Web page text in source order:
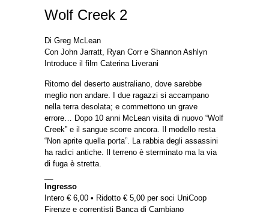
Wolf Creek 2
Di Greg McLean
Con John Jarratt, Ryan Corr e Shannon Ashlyn
Introduce il film Caterina Liverani
Ritorno del deserto australiano, dove sarebbe
meglio non andare. I due ragazzi si accampano
nella terra desolata; e commettono un grave
errore… Dopo 10 anni McLean visita di nuovo “Wolf
Creek” e il sangue scorre ancora. Il modello resta
“Non aprite quella porta”. La rabbia degli assassini
ha radici antiche. Il terreno è sterminato ma la via
di fuga è stretta.
Ingresso
Intero € 6,00 • Ridotto € 5,00 per soci UniCoop
Firenze e correntisti Banca di Cambiano